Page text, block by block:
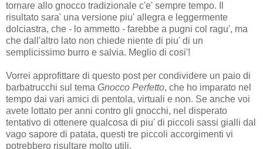
tornare allo gnocco tradizionale c'e' sempre tempo. Il
risultato sara' una versione piu' allegra e leggermente
dolciastra, che - lo ammetto - farebbe a pugni col ragu', ma
che dall'altro lato non chiede niente di piu' di un
semplicissimo burro e salvia. Meglio di cosi'!
Vorrei approfittare di questo post per condividere un paio di
barbatrucchi sul tema Gnocco Perfetto, che ho imparato nel
tempo dai vari amici di pentola, virtuali e non. Se anche voi
avete lottato per anni contro gli gnocchi, nel disperato
tentativo di ottenere qualcosa di piu' di piccoli sassi gialli dal
vago sapore di patata, questi tre piccoli accorgimenti vi
potrebbero risultare molto utili.